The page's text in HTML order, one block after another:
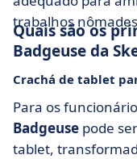
trabalhos
Quais são os
Badgeuse da
Crachá de tablet
Para os
Badgeuse pode
tablet,